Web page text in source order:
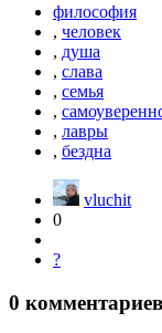
философия
, человек
, душа
, слава
, семья
,
, лавры
, бездна
vluchit
0
?
0 комментариев